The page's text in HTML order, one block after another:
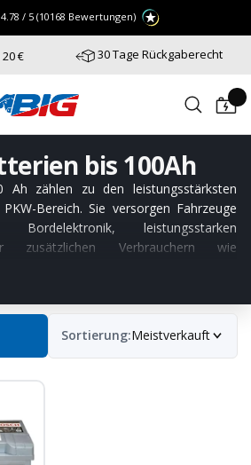
öffnen
4.78 / 5 (10168 Bewertungen)
€ 30 Tage Rückgaberecht
bis 100Ah
Ah zählen zu den leistungsstärksten
Bereich. Sie versorgen Fahrzeuge
leistungsstarken
zusätzlichen Verbrauchern wie
zuverlässig mit Energie. Jetzt
100 Ah entdecken und sicher
Bedarf eignen sichAutobatterien
während
für Spitzenlasten bieten.
Sortierung:Meistverkauft